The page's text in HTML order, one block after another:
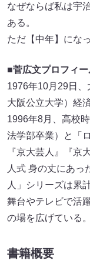
なぜならば私は宇
ある。
ただ【中年】にな
■菅広文プロフィー
1976年10月29日
大阪公立大学）経
1996年8月、高校
法学部卒業）と「
『京大芸人』『京
人式 身の丈にあっ
人」シリーズは累
舞台やテレビで活
の場を広げている。
書籍概要